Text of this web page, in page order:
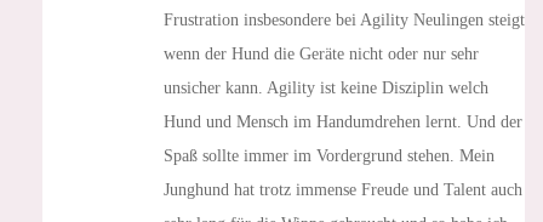
Frustration insbesondere bei Agility Neulingen steigt
wenn der Hund die Geräte nicht oder nur sehr
unsicher kann. Agility ist keine Disziplin welch
Hund und Mensch im Handumdrehen lernt. Und der
Spaß sollte immer im Vordergrund stehen. Mein
Junghund hat trotz immense Freude und Talent auch